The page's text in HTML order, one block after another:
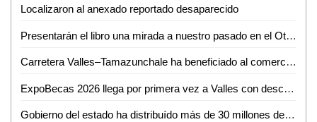
Localizaron al anexado reportado desaparecido
Presentarán el libro una mirada a nuestro pasado en el Othoniano
Carretera Valles–Tamazunchale ha beneficiado al comercio y turismo de Tamazunchale: CANACO
ExpoBecas 2026 llega por primera vez a Valles con descuentos de hasta 60% para estudiantes
Gobierno del estado ha distribuído más de 30 millones de litros de agua